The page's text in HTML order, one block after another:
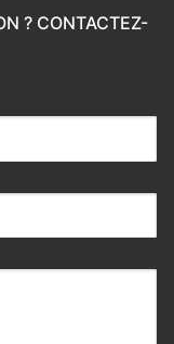
? CONTACTEZ-